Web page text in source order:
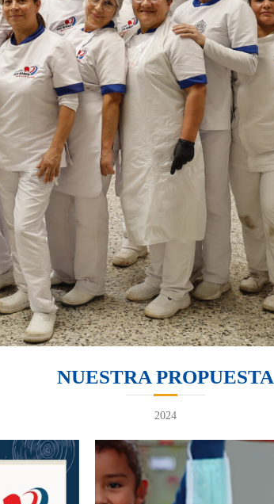
NUESTRA PROPUESTA
2024